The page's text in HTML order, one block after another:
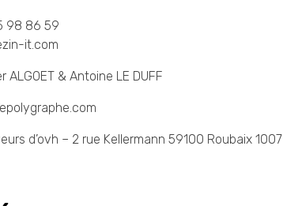
98 86 59
it.com
ALGOET & Antoine LE DUFF
d’ovh – 2 rue Kellermann 59100 Roubaix 1007